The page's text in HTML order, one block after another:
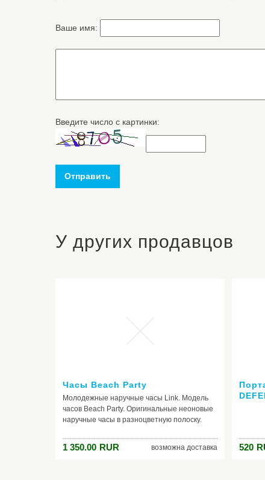
Ваше имя:
Введите число с картинки:
Отправить
У других продавцов
Часы Beach Party
Молодежные наручные часы Link. Модель
часов Beach Party. Оригинальные неоновые
наручные часы в разноцветную полоску.
1 350.00 RUR возможна доставка 520